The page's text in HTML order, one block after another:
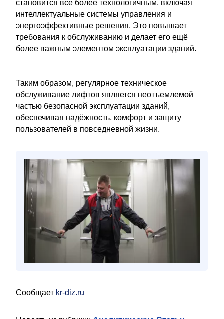
становится всё более технологичным, включая
интеллектуальные системы управления и
энергоэффективные решения. Это повышает
требования к обслуживанию и делает его ещё
более важным элементом эксплуатации зданий.
Таким образом, регулярное техническое
обслуживание лифтов является неотъемлемой
частью безопасной эксплуатации зданий,
обеспечивая надёжность, комфорт и защиту
пользователей в повседневной жизни.
Сообщает kr-diz.ru